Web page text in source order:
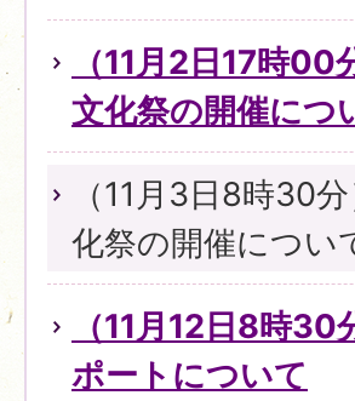
（11月2日17時
文化祭の開催につ
（11月3日8時30
化祭の開催につい
（11月12日8時
ポートについて